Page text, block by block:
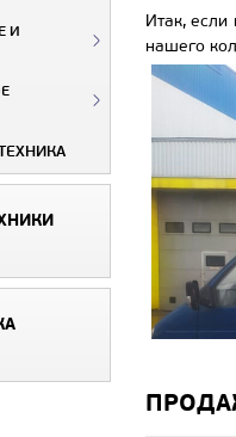
И
Итак,
нашего